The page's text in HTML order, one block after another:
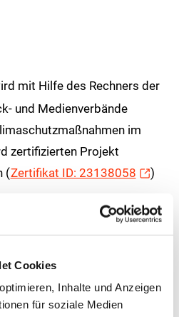
Cookies
Inhalte und Anzeigen
für soziale Medien
mit Hilfe des Rechners der
und Medienverbände
im
zertifizierten Projekt
(Zertifikat ID: 23138058
)
-Fußabdruckes bewusst
senden wir